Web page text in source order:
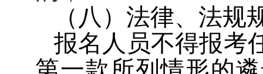
（八）法律、法规
报名人员不得报考